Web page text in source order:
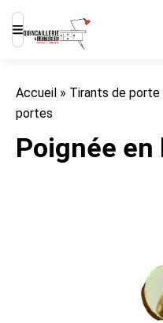
Accueil » Tirants de porte
portes
Poignée